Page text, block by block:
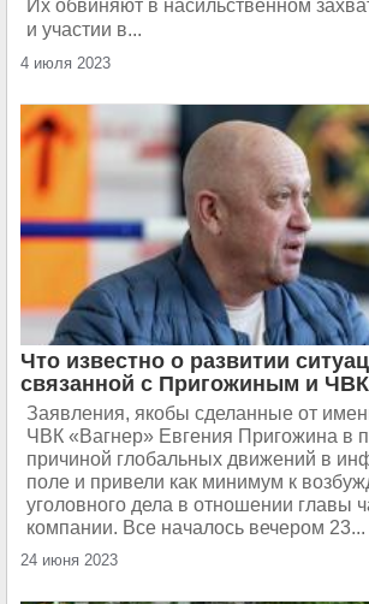
Их обвиняют в насильственном
и участии в...
4 июля 2023
Что известно о развитии
связанной с Пригожиным и
Заявления, якобы сделанные от
ЧВК «Вагнер» Евгения Пригожина в
причиной глобальных движений в
поле и привели как минимум к
уголовного дела в отношении главы
компании. Все началось вечером 23...
24 июня 2023